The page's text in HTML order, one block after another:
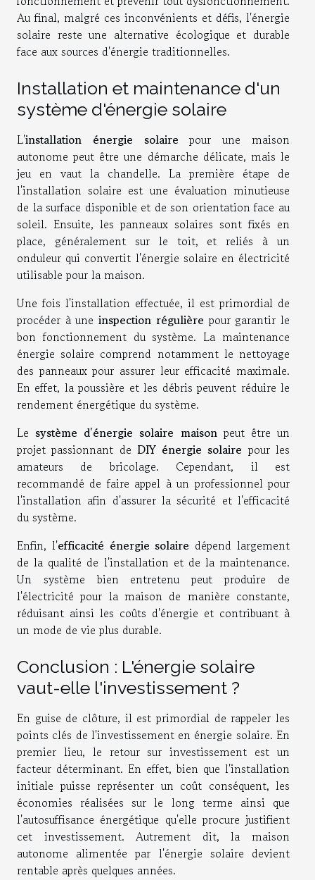
Au final, malgré ces inconvénients et défis, l'énergie
solaire reste une alternative écologique et durable
face aux sources d'énergie traditionnelles.
Installation et maintenance d'un
système d'énergie solaire
L'installation énergie solaire pour une maison
autonome peut être une démarche délicate, mais le
jeu en vaut la chandelle. La première étape de
l'installation solaire est une évaluation minutieuse
de la surface disponible et de son orientation face au
soleil. Ensuite, les panneaux solaires sont fixés en
place, généralement sur le toit, et reliés à un
onduleur qui convertit l'énergie solaire en électricité
utilisable pour la maison.
Une fois l'installation effectuée, il est primordial de
procéder à uneinspection régulière pour garantir le
bon fonctionnement du système. La maintenance
énergie solaire comprend notamment le nettoyage
des panneaux pour assurer leur efficacité maximale.
En effet, la poussière et les débris peuvent réduire le
rendement énergétique du système.
Lesystème d'énergie solaire maisonpeut être un
projet passionnant de DIY énergie solaire pour les
amateurs de bricolage. Cependant, il est
recommandé de faire appel à un professionnel pour
l'installation afin d'assurer la sécurité et l'efficacité
du système.
Enfin, l'efficacité énergie solaire dépend largement
de la qualité de l'installation et de la maintenance.
Un système bien entretenu peut produire de
l'électricité pour la maison de manière constante,
réduisant ainsi les coûts d'énergie et contribuant à
un mode de vie plus durable.
Conclusion : L'énergie solaire
vaut-elle l'investissement ?
En guise de clôture, il est primordial de rappeler les
points clés de l'investissement en énergie solaire. En
premier lieu, le retour sur investissement est un
facteur déterminant. En effet, bien que l'installation
initiale puisse représenter un coût conséquent, les
économies réalisées sur le long terme ainsi que
l'autosuffisance énergétique qu'elle procure justifient
cet investissement. Autrement dit, la maison
autonome alimentée par l'énergie solaire devient
rentable après quelques années.